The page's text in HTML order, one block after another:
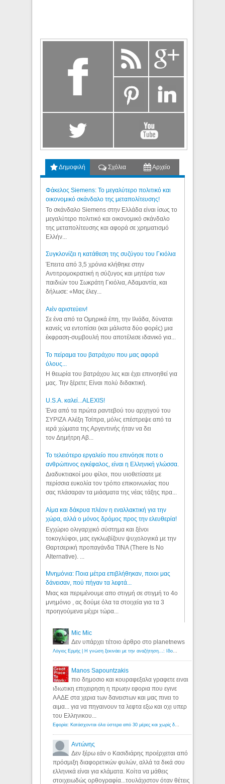
Δημοφιλή Σχόλια Αρχείο
Φάκελος Siemens: Το μεγαλύτερο πολιτικό και
οικονομικό σκάνδαλο της μεταπολίτευσης!
Το σκάνδαλο Siemens στην Ελλάδα είναι ίσως το
μεγαλύτερο πολιτικό και οικονομικό σκάνδαλο
της μεταπολίτευσης και αφορά σε χρηματισμό
Ελλήν...
Συγκλονίζει η κατάθεση της συζύγου του Γκιόλια
Έπειτα από 3,5 χρόνια κλήθηκε στην
Αντιτρομοκρατική η σύζυγος και μητέρα των
παιδιών του Σωκράτη Γκιόλια, Αδαμαντία, και
δήλωσε: «Μας έλεγ...
Aιέν αριστεύειν!
Σε ένα από τα Ομηρικά έπη, την Ιλιάδα, δύναται
κανείς να εντοπίσει (και μάλιστα δύο φορές) μια
έκφραση-συμβουλή που αποτέλεσε ιδανικό για...
Το πείραμα του βατράχου που μας αφορά
όλους...
Η θεωρία του βατράχου λες και έχει επινοηθεί για
μας. Την ξέρετε; Είναι πολύ διδακτική.
U.S.A. καλεί...ALEXIS!
Ένα από τα πρώτα ραντεβού του αρχηγού του
ΣΥΡΙΖΑ Αλέξη Τσίπρα, μόλις επέστρεψε από τα
ιερά χώματα της Αργεντινής ήταν να δει
τον Δημήτρη Αβ...
Το τελειότερο εργαλείο που επινόησε ποτε ο
ανθρώπινος εγκέφαλος, είναι η Ελληνική γλώσσα.
Διαδυκτιακοί μου φίλοι, που υιοθετίσατε με
περίσσια ευκολία τον τρόπο επικοινωνίας που
σας πλάσαραν τα μιάσματα της νέας τάξης πρα...
Αίμα και δάκρυα πλέον η εναλλακτική για την
χώρα, αλλά ο μόνος δρόμος προς την ελευθερία!
Εγχώριο ολιγαρχικό σύστημα και ξένοι
τοκογλύφοι, μας εγκλωβίζουν ψυχολογικά με την
Θαρτσερική προπαγάνδα TINA (There Is No
Alternative). ...
Μνημόνια: Ποια μέτρα επιβλήθηκαν, ποιοι μας
δάνεισαν, πού πήγαν τα λεφτά...
Μιας και περιμένουμε απο στιγμή σε στιγμή το 4ο
μνημόνιο , ας δούμε όλα τα στοιχεία για τα 3
προηγούμενα μέχρι τώρα...
Mic Mic
Δεν υπάρχει τέτοιο άρθρο στο planetnews
Λόγιος Ερμής | Η γνώση ξεκινάει με την αναζήτηση...: Ιδού οι 18 που χρωστούν 11 δις ευρώ!
Manos Sapountzakis
πιο δημοσιο και κουραφεξαλα γραφετε ειναι
ιδιωτικη επιχειρηση η πρωην εφορια που εγινε
ΑΑΔΕ στα χερια των δανειστων και μας πινει το
αιμα... για να πηγαινουν τα λεφτα εξω και οχι υπερ
του Ελληνικου...
Εφορία: Κατάσχονται όλα ύστερα από 30 μέρες και χωρίς δικαστικές αποφάσεις - Λόγιος Ερμής
Αντώνης
Δεν ξέρω εάν ο Κασιδιάρης προέρχεται από
πρόσμιξη διαφορετικών φυλών, αλλά τα δικά σου
ελληνικά είναι για κλάματα. Κοίτα να μάθεις
στοιχειωδώς ορθογραφία...τουλάχιστον όταν θέτεις